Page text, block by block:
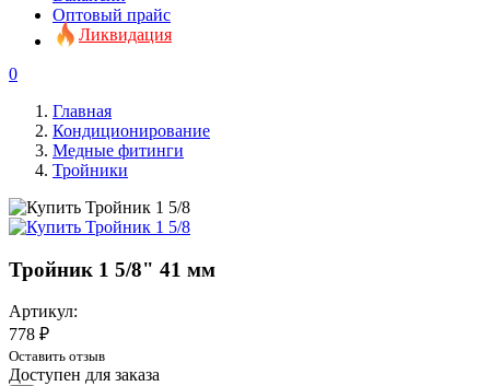
Оптовый прайс
Ликвидация
0
Главная
Кондиционирование
Медные фитинги
Тройники
Тройник 1 5/8" 41 мм
Артикул:
778 ₽
Оставить отзыв
Доступен для заказа